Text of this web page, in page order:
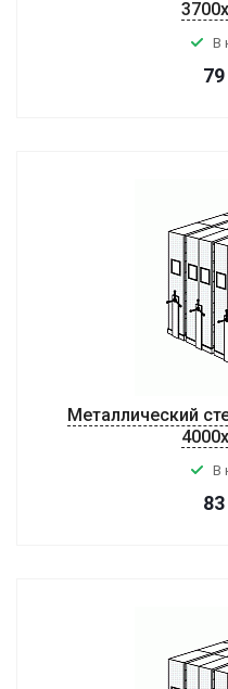
В
Металлический
В